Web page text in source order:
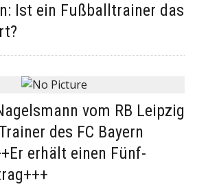
Ist ein Fußballtrainer das
vom RB Leipzig
des FC Bayern
erhält einen Fünf-